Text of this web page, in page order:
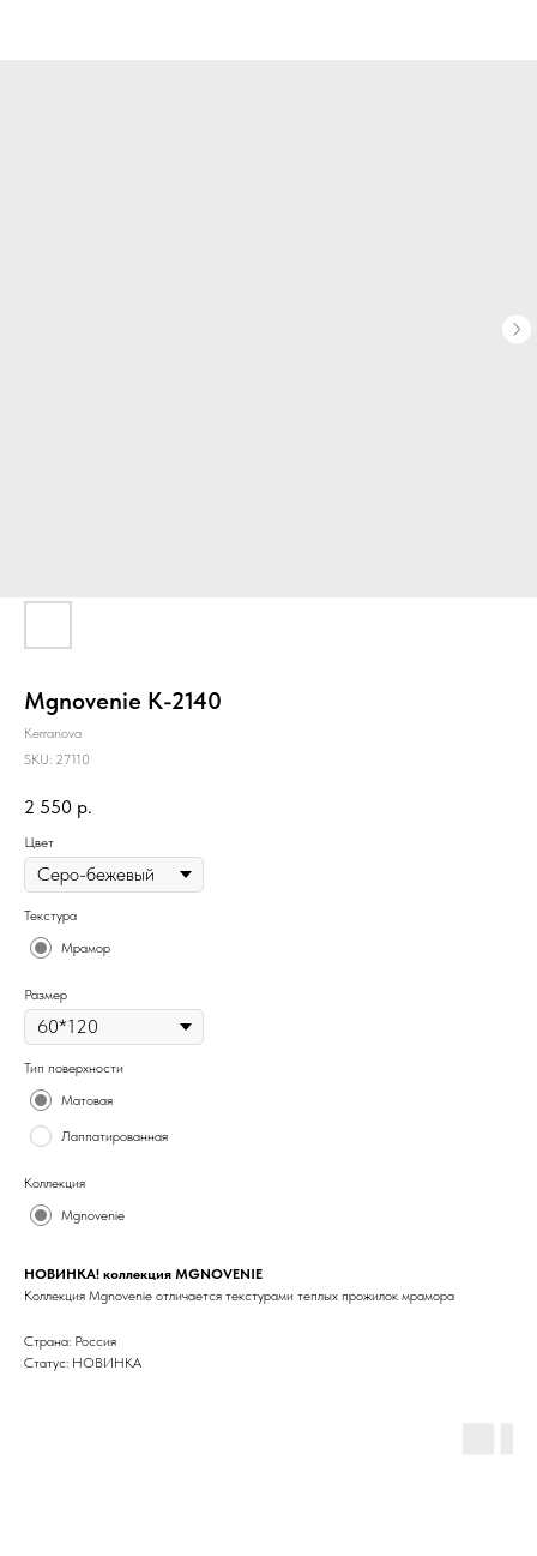
Mgnovenie K-2140
Kerranova
SKU: 27110
2 550 р.
Цвет
Текстура
Мрамор
Размер
Тип поверхности
Матовая
Лаппатированная
Коллекция
Mgnovenie
НОВИНКА! коллекция MGNOVENIE
Коллекция Mgnovenie отличается текстурами теплых прожилок мрамора
Страна: Россия
Статус: НОВИНКА